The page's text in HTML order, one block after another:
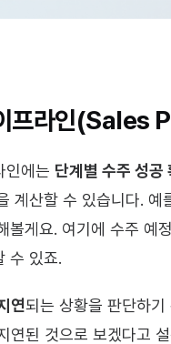
프라인(Sales
인에는 단계별 수주 성공
계산할 수 있습니다. 예
볼게요. 여기에 수주
수 있죠.
연되는 상황을 판단하기
연된 것으로 보겠다고